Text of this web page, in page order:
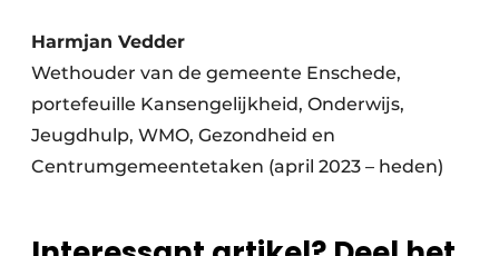
Harmjan Vedder
Wethouder van de gemeente Enschede,
portefeuille Kansengelijkheid, Onderwijs,
Jeugdhulp, WMO, Gezondheid en
Centrumgemeentetaken (april 2023 – heden)